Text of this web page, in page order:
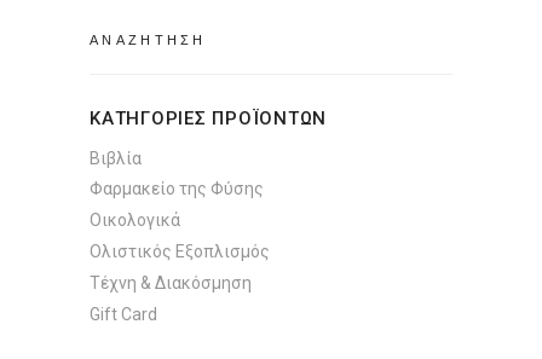
ΚΑΤΗΓΟΡΙΕΣ ΠΡΟΪΟΝΤΩΝ
Βιβλία
Φαρμακείο της Φύσης
Οικολογικά
Ολιστικός Εξοπλισμός
Τέχνη & Διακόσμηση
Gift Card